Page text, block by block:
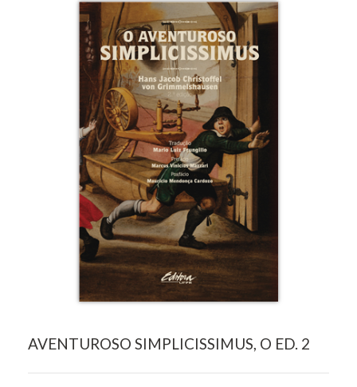
AVENTUROSO SIMPLICISSIMUS, O ED. 2